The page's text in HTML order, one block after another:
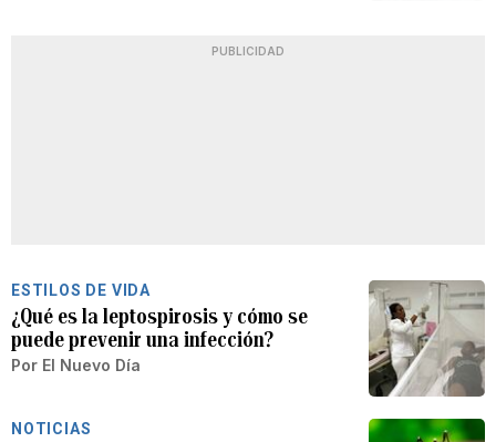
PUBLICIDAD
ESTILOS DE VIDA
¿Qué es la leptospirosis y cómo se
puede prevenir una infección?
Por El Nuevo Día
NOTICIAS